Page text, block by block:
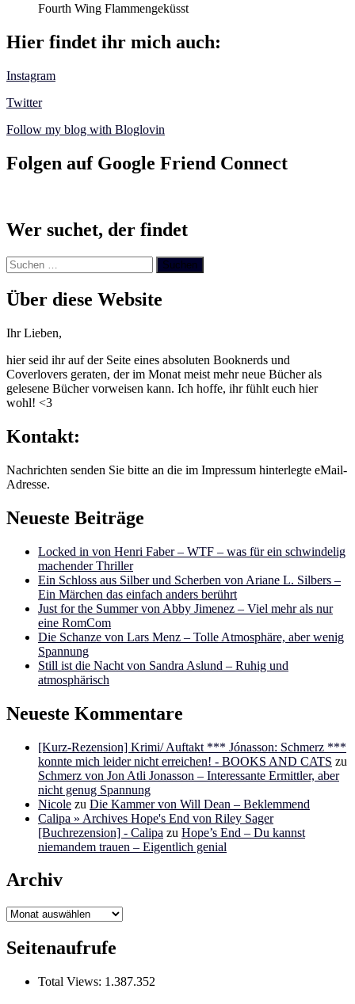
Fourth Wing Flammengeküsst
Hier findet ihr mich auch:
Instagram
Twitter
Follow my blog with Bloglovin
Folgen auf Google Friend Connect
Wer suchet, der findet
Suchen
nach:
Über diese Website
Ihr Lieben,
hier seid ihr auf der Seite eines absoluten Booknerds und
Coverlovers geraten, der im Monat meist mehr neue Bücher als
gelesene Bücher vorweisen kann. Ich hoffe, ihr fühlt euch hier
wohl! <3
Kontakt:
Nachrichten senden Sie bitte an die im Impressum hinterlegte eMail-
Adresse.
Neueste Beiträge
Locked in von Henri Faber – WTF – was für ein schwindelig
machender Thriller
Ein Schloss aus Silber und Scherben von Ariane L. Silbers –
Ein Märchen das einfach anders berührt
Just for the Summer von Abby Jimenez – Viel mehr als nur
eine RomCom
Die Schanze von Lars Menz – Tolle Atmosphäre, aber wenig
Spannung
Still ist die Nacht von Sandra Aslund – Ruhig und
atmosphärisch
Neueste Kommentare
[Kurz-Rezension] Krimi/ Auftakt *** Jónasson: Schmerz ***
konnte mich leider nicht erreichen! - BOOKS AND CATS zu
Schmerz von Jon Atli Jonasson – Interessante Ermittler, aber
nicht genug Spannung
Nicole zu Die Kammer von Will Dean – Beklemmend
Calipa » Archives Hope's End von Riley Sager
[Buchrezension] - Calipa zu Hope’s End – Du kannst
niemandem trauen – Eigentlich genial
Archiv
Archiv
Seitenaufrufe
Total Views: 1.387.352